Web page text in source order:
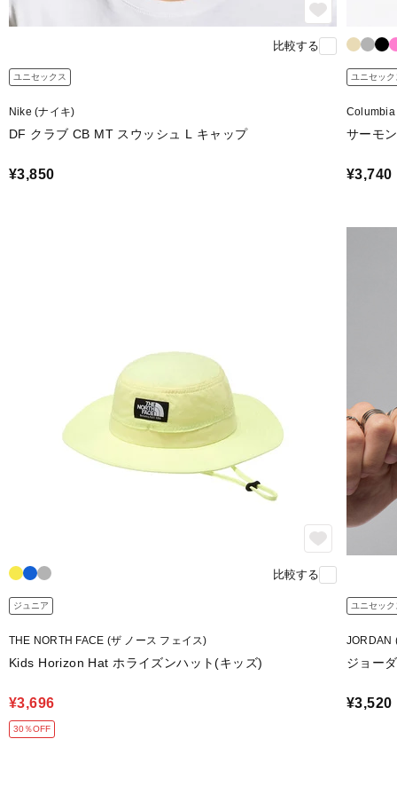
比較する
ユニセックス
Nike (ナイキ)
DF クラブ CB MT スウッシュ L キャップ
¥3,850
ユニセック
Columbia
サーモ
¥3,740
比較する
ジュニア
THE NORTH FACE (ザ ノース フェイス)
Kids Horizon Hat ホライズンハット(キッズ)
¥3,696
30％OFF
ユニセック
JORDAN
ジョー
¥3,520